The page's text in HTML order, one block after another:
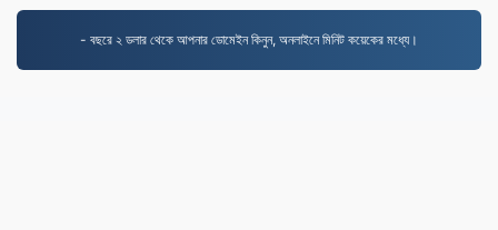
- বছরে ২ ডলার থেকে আপনার ডোমেইন কিনুন, অনলাইনে মিনিট কয়েকের মধ্যে।